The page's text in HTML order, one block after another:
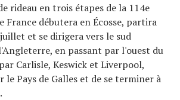
rideau en trois étapes de la 114e
France débutera en Écosse, partira
et se dirigera vers le sud
en passant par l'ouest du
Carlisle, Keswick et Liverpool,
le Pays de Galles et de se terminer à